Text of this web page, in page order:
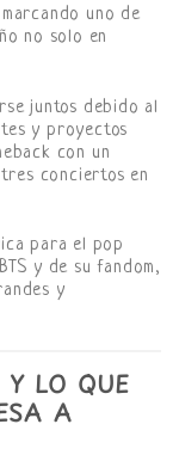
uno de
no solo en
juntos debido al
y proyectos
con un
conciertos en
para el pop
y de su fandom,
y
LO QUE
A